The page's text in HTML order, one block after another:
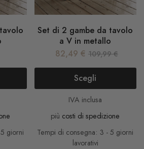
giorni
Set di 2 gambe da tavolo
a V in metallo
82,49 € 109,99€
Scegli
IVA inclusa
più costi di spedizione
Tempi di consegna: 3 - 5 giorni
lavorativi